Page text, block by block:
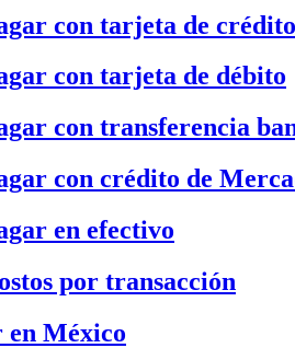
con tarjeta de crédito
con tarjeta de débito
con transferencia
con crédito de
en efectivo
por transacción
en México